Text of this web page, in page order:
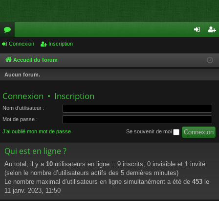
or
u
m
cri
Connexion Inscription
Accueil du forum
Aucun forum.
Connexion • Inscription
Nom d’utilisateur :
Mot de passe :
J’ai oublié mon mot de passe Se souvenir de moi
Qui est en ligne ?
Au total, il y a 10 utilisateurs en ligne :: 9 inscrits, 0 invisible et 1 invité
(selon le nombre d’utilisateurs actifs des 5 dernières minutes)
Le nombre maximal d’utilisateurs en ligne simultanément a été de 453 le
11 janv. 2023, 11:50